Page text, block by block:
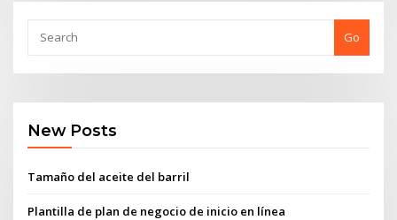
Go
New Posts
Tamaño del aceite del barril
Plantilla de plan de negocio de inicio en línea